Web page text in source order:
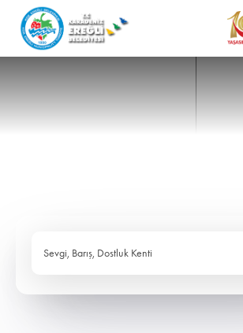
Sevgi, Barış, Dostluk Kenti